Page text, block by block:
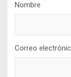
Nombre
Correo